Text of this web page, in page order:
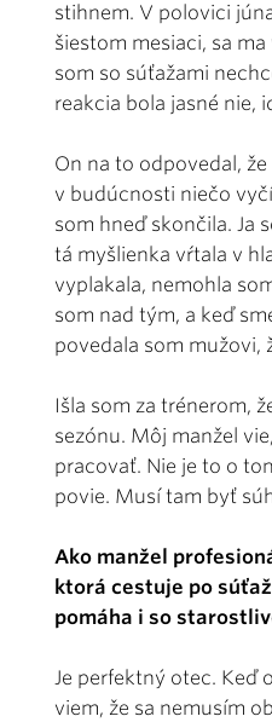
stihnem. V polovici
šiestom mesiaci, sa
som so súťažami
reakcia bola jasné nie,
On na to odpovedal,
v budúcnosti niečo
som hneď skončila. Ja
tá myšlienka vŕtala v
vyplakala, nemohla
som nad tým, a keď
povedala som mužovi,
Išla som za trénerom,
sezónu. Môj manžel
pracovať. Nie je to o
povie. Musí tam byť
Ako manžel
ktorá cestuje po
pomáha i so
Je perfektný otec. Keď
viem, že sa nemusím